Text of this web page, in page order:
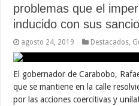
problemas que el
inducido con sus
agosto 24, 2019 Destacados
El gobernador de Carabobo,
que se mantiene en la calle
por las acciones coercitivas y